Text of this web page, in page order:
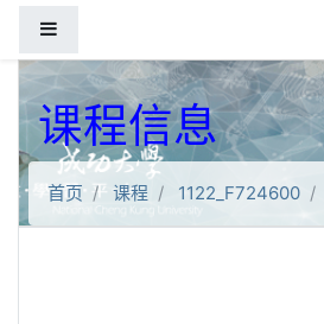
课程信息
首页 课程 1122_F724600